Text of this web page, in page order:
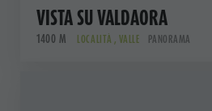
VISTA SU VALDAORA
1400 M LOCALITÀ , VALLE PANORAMA